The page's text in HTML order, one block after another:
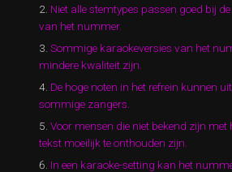
Niet alle stemtypes passen goed bij
van het nummer.
Sommige karaokeversies van het
mindere kwaliteit zijn.
De hoge noten in het refrein kunnen
sommige zangers.
Voor mensen die niet bekend zijn
tekst moeilijk te onthouden zijn.
In een karaoke-setting kan het